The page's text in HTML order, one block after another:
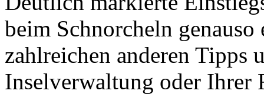
beim Schnorcheln
zahlreichen anderen Tipps
Inselverwaltung oder Ihrer